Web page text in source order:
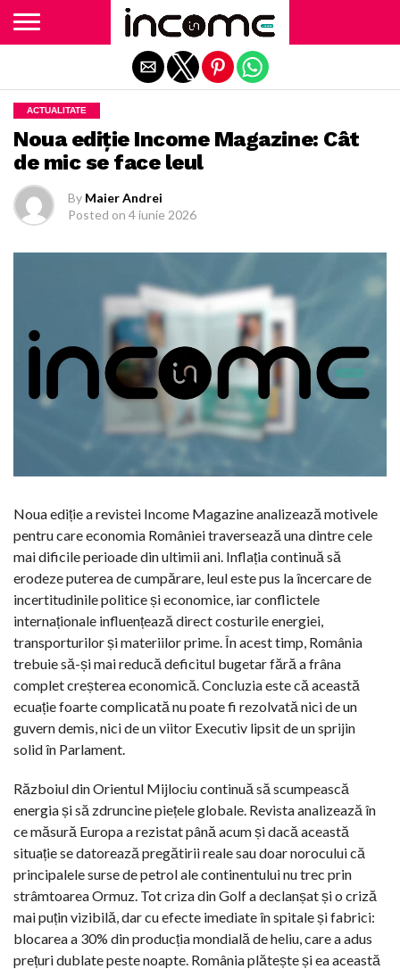
ACTUALITATE
Noua ediție Income Magazine: Cât
de mic se face leul
By Maier Andrei
Posted on 4 iunie 2026
Noua ediție a revistei Income Magazine analizează motivele
pentru care economia României traversează una dintre cele
mai dificile perioade din ultimii ani. Inflația continuă să
erodeze puterea de cumpărare, leul este pus la încercare de
incertitudinile politice și economice, iar conflictele
internaționale influențează direct costurile energiei,
transporturilor și materiilor prime. În acest timp, România
trebuie să-și mai reducă deficitul bugetar fără a frâna
complet creșterea economică. Concluzia este că această
ecuație foarte complicată nu poate fi rezolvată nici de un
guvern demis, nici de un viitor Executiv lipsit de un sprijin
solid în Parlament.
Războiul din Orientul Mijlociu continuă să scumpească
energia și să zdruncine piețele globale. Revista analizează în
ce măsură Europa a rezistat până acum și dacă această
situație se datorează pregătirii reale sau doar norocului că
principalele surse de petrol ale continentului nu trec prin
strâmtoarea Ormuz. Tot criza din Golf a declanșat și o criză
mai puțin vizibilă, dar cu efecte imediate în spitale și fabrici:
blocarea a 30% din producția mondială de heliu, care a adus
prețuri dublate peste noapte. România plătește și ea această
Exit mobile version